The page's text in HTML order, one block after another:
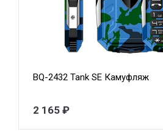
BQ-2432 Tank SE Камуфляж
2 165 ₽